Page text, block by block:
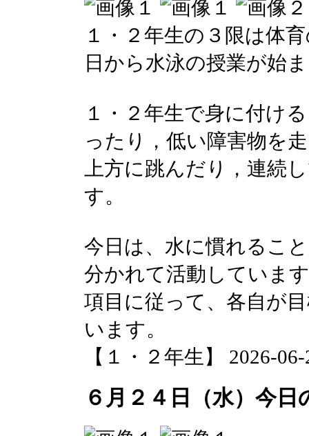
１・２年生の３限は体
日から水泳の授業が始
１・２年生で身に付け
ったり，低い障害物を
上方に跳んだり，連続
す。
今日は、水に慣れるこ
分かれて活動していま
項目に従って、各自が
います。
【１・２年生】 2026-
６月２４日（水）今日